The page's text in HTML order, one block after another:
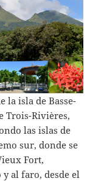
la isla de Basse-
Trois-Rivières,
las islas de
sur, donde se
Fort,
al faro, desde el